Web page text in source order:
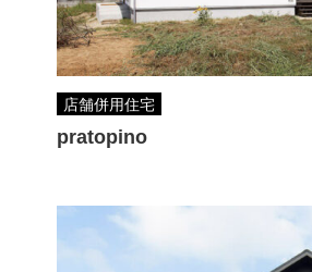
店舗併用住宅
pratopino